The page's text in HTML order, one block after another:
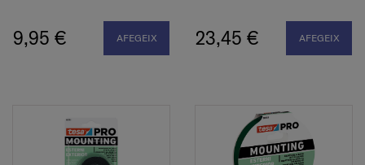
9,95 € AFEGEIX 23,45 € AFEGEIX